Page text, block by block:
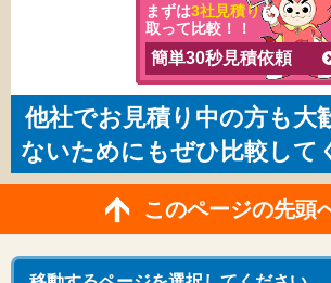
まずは3社見積りを
取って比較！！
簡単30秒見積依頼
他社でお見積り中の方も大
ないためにもぜひ比較して
このページの先頭